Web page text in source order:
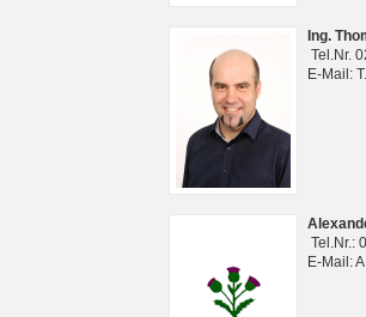
Ing.
Tel.Nr.
E-Mail:
Tel.Nr.:
E-Mail: